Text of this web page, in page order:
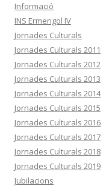
Informació
INS Ermengol IV
Jornades Culturals
Jornades Culturals 2011
Jornades Culturals 2012
Jornades Culturals 2013
Jornades Culturals 2014
Jornades Culturals 2015
Jornades Culturals 2016
Jornades Culturals 2017
Jornades Culturals 2018
Jornades Culturals 2019
Jubilacions